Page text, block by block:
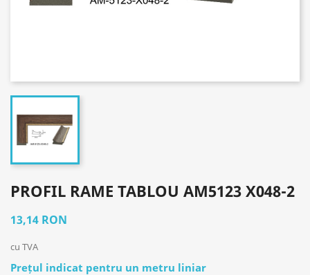
PROFIL RAME TABLOU AM5123 X048-2
13,14 RON
cu TVA
Prețul indicat pentru un metru liniar